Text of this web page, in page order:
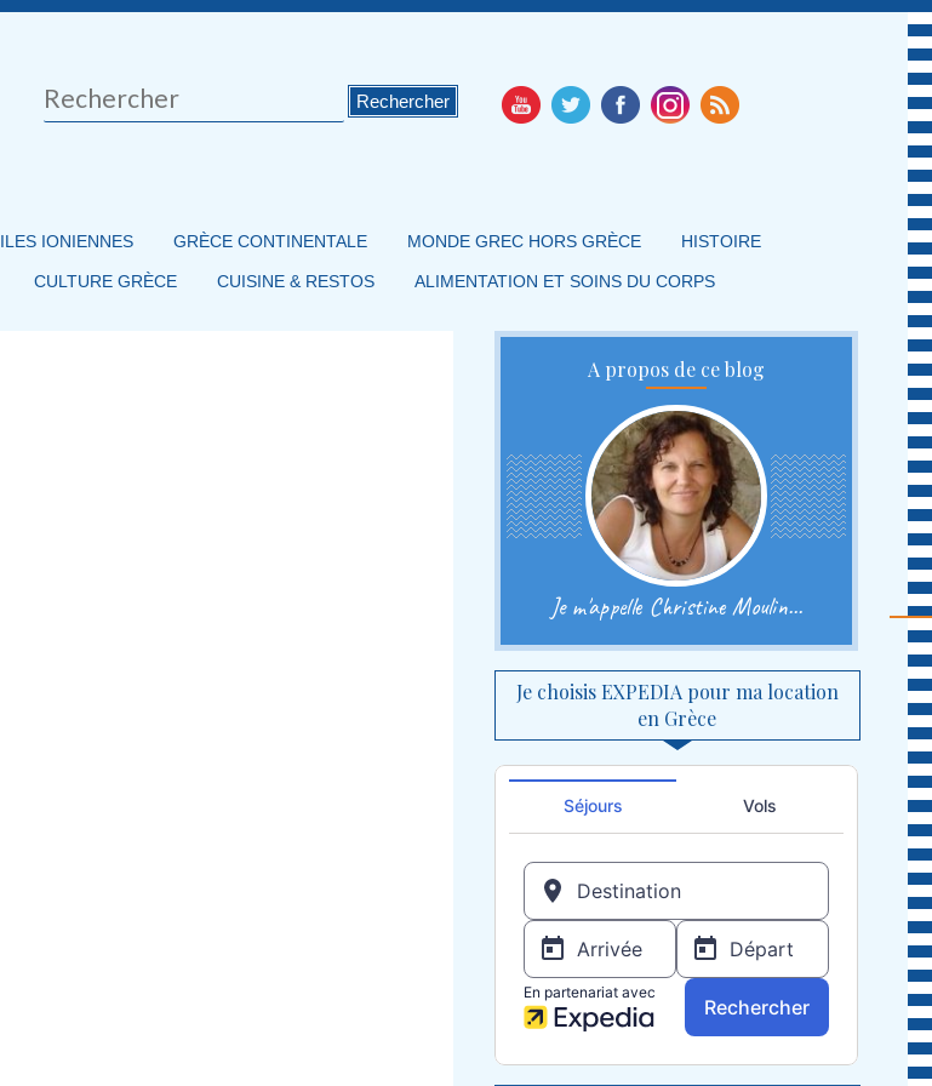
Rechercher
ILES IONIENNES GRÈCE CONTINENTALE MONDE GREC HORS GRÈCE HISTOIRE
CULTURE GRÈCE CUISINE & RESTOS ALIMENTATION ET SOINS DU CORPS
A propos de ce blog
Je m'appelle Christine Moulin...
Je choisis EXPEDIA pour ma location
en Grèce